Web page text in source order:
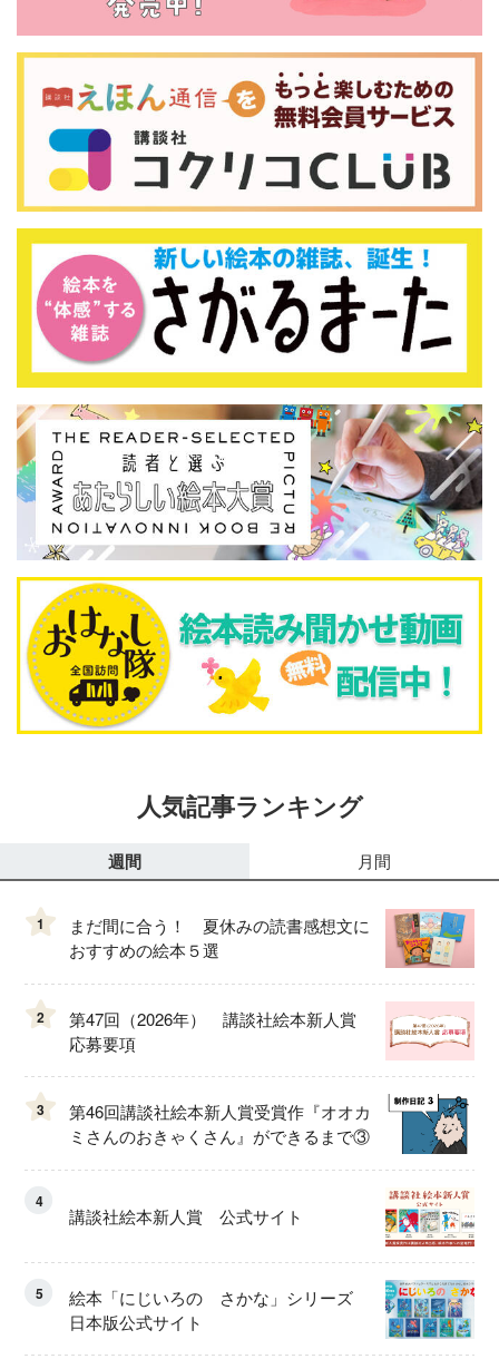
人気記事ランキング
週間 月間
1
まだ間に合う！ 夏休みの読書感想文に
おすすめの絵本５選
2
第47回（2026年） 講談社絵本新人賞
応募要項
3
第46回講談社絵本新人賞受賞作『オオカ
ミさんのおきゃくさん』ができるまで③
4
講談社絵本新人賞 公式サイト
5
絵本「にじいろの さかな」シリーズ
日本版公式サイト